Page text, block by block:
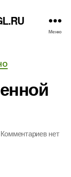
Меню
Комментариевк
нет